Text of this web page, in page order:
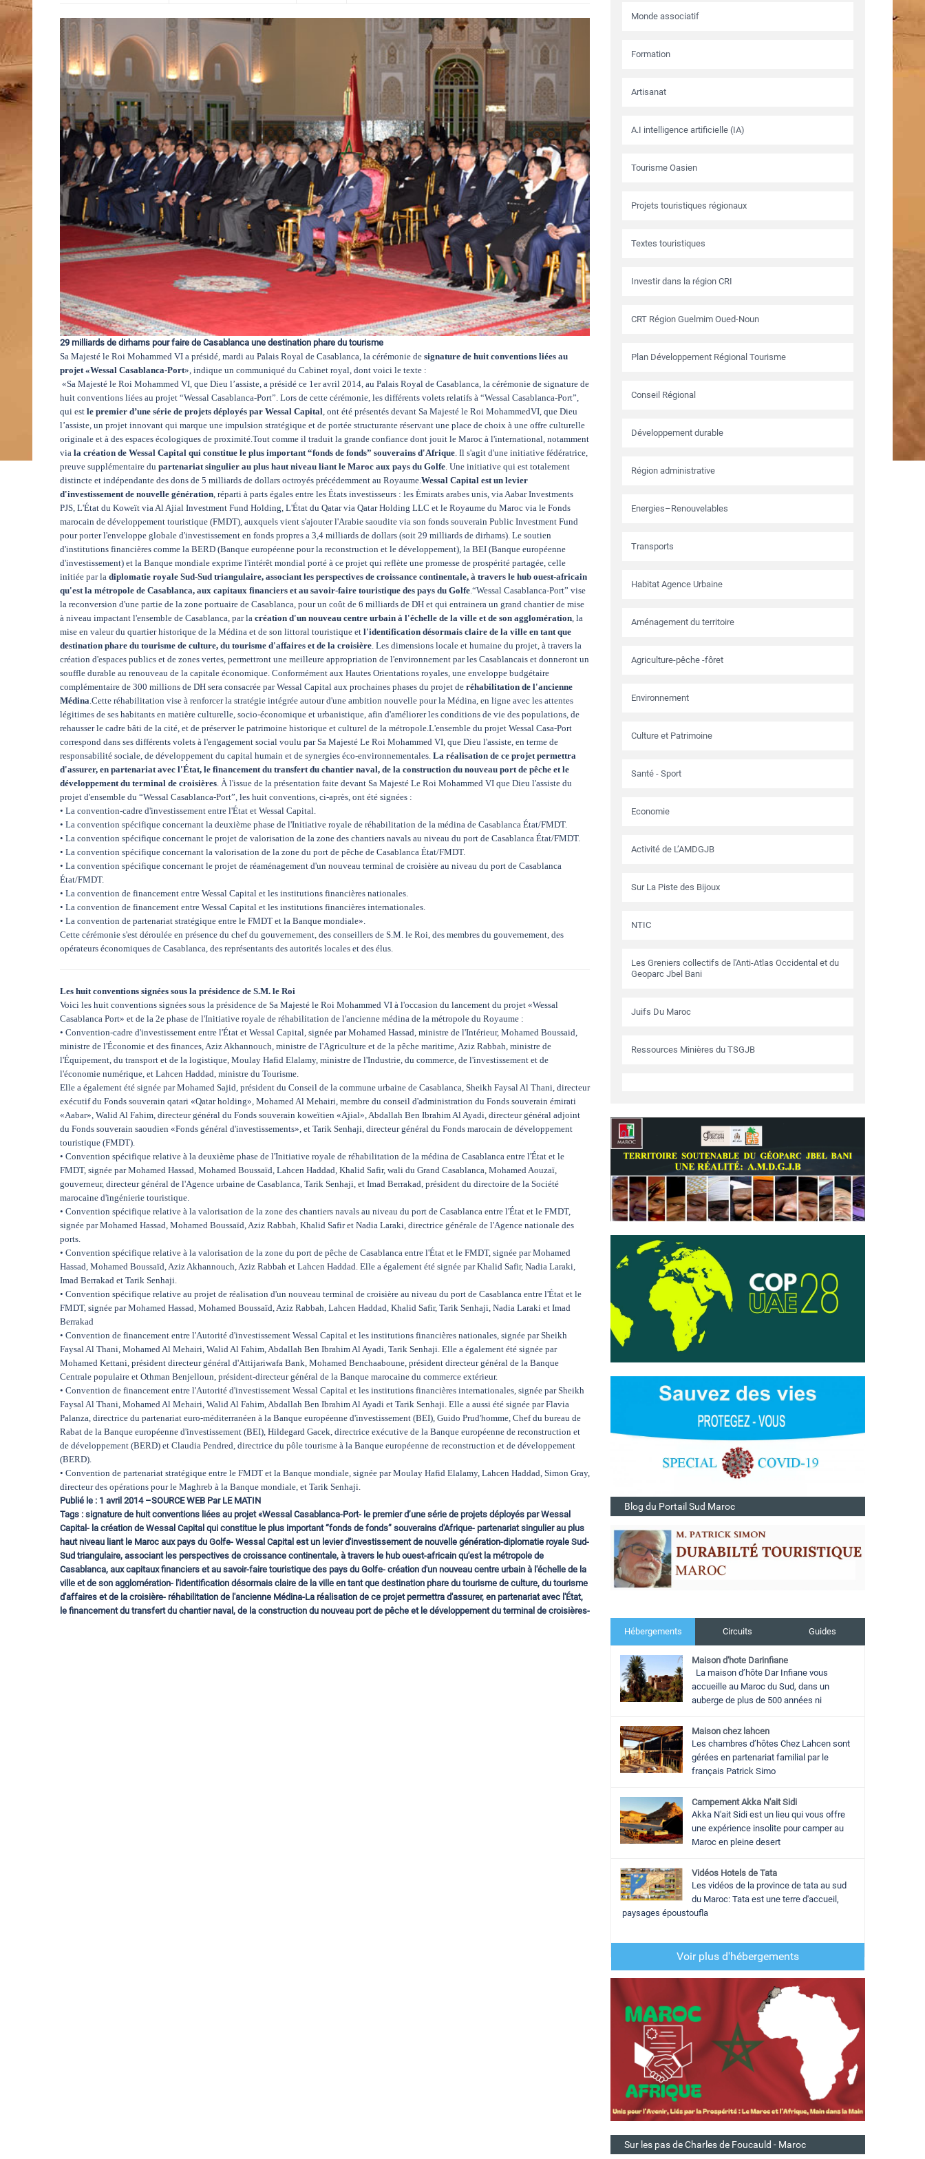
29 milliards de dirhams pour faire de Casablanca une destination phare du tourisme
Sa Majesté le Roi Mohammed VI a présidé, mardi au Palais Royal de Casablanca, la cérémonie de signature de huit conventions liées au
projet «Wessal Casablanca-Port», indique un communiqué du Cabinet royal, dont voici le texte :
«Sa Majesté le Roi Mohammed VI, que Dieu l’assiste, a présidé ce 1er avril 2014, au Palais Royal de Casablanca, la cérémonie de signature de
huit conventions liées au projet “Wessal Casablanca-Port”. Lors de cette cérémonie, les différents volets relatifs à “Wessal Casablanca-Port”,
qui est le premier d’une série de projets déployés par Wessal Capital , ont été présentés devant Sa Majesté le Roi MohammedVI, que Dieu
l’assiste, un projet innovant qui marque une impulsion stratégique et de portée structurante réservant une place de choix à une offre culturelle
originale et à des espaces écologiques de proximité.Tout comme il traduit la grande confiance dont jouit le Maroc à l'international, notamment
via la création de Wessal Capital qui constitue le plus important “fonds de fonds” souverains d'Afrique . Il s'agit d'une initiative fédératrice,
preuve supplémentaire du partenariat singulier au plus haut niveau liant le Maroc aux pays du Golfe . Une initiative qui est totalement
distincte et indépendante des dons de 5 milliards de dollars octroyés précédemment au Royaume. Wessal Capital est un levier
d'investissement de nouvelle génération , réparti à parts égales entre les États investisseurs : les Émirats arabes unis, via Aabar Investments
PJS, L'État du Koweït via Al Ajial Investment Fund Holding, L'État du Qatar via Qatar Holding LLC et le Royaume du Maroc via le Fonds
marocain de développement touristique (FMDT), auxquels vient s'ajouter l'Arabie saoudite via son fonds souverain Public Investment Fund
pour porter l'enveloppe globale d'investissement en fonds propres a 3,4 milliards de dollars (soit 29 milliards de dirhams). Le soutien
d'institutions financières comme la BERD (Banque européenne pour la reconstruction et le développement), la BEI (Banque européenne
d'investissement) et la Banque mondiale exprime l'intérêt mondial porté à ce projet qui reflète une promesse de prospérité partagée, celle
initiée par la diplomatie royale Sud-Sud triangulaire, associant les perspectives de croissance continentale, à travers le hub ouest-africain
qu'est la métropole de Casablanca, aux capitaux financiers et au savoir-faire touristique des pays du Golfe .“Wessal Casablanca-Port” vise
la reconversion d'une partie de la zone portuaire de Casablanca, pour un coût de 6 milliards de DH et qui entrainera un grand chantier de mise
à niveau impactant l'ensemble de Casablanca, par la création d'un nouveau centre urbain à l'échelle de la ville et de son agglomération , la
mise en valeur du quartier historique de la Médina et de son littoral touristique et l'identification désormais claire de la ville en tant que
destination phare du tourisme de culture, du tourisme d'affaires et de la croisière . Les dimensions locale et humaine du projet, à travers la
création d'espaces publics et de zones vertes, permettront une meilleure appropriation de l'environnement par les Casablancais et donneront un
souffle durable au renouveau de la capitale économique. Conformément aux Hautes Orientations royales, une enveloppe budgétaire
complémentaire de 300 millions de DH sera consacrée par Wessal Capital aux prochaines phases du projet de réhabilitation de l'ancienne
Médina .Cette réhabilitation vise à renforcer la stratégie intégrée autour d'une ambition nouvelle pour la Médina, en ligne avec les attentes
légitimes de ses habitants en matière culturelle, socio-économique et urbanistique, afin d'améliorer les conditions de vie des populations, de
rehausser le cadre bâti de la cité, et de préserver le patrimoine historique et culturel de la métropole.L'ensemble du projet Wessal Casa-Port
correspond dans ses différents volets à l'engagement social voulu par Sa Majesté Le Roi Mohammed VI, que Dieu l'assiste, en terme de
responsabilité sociale, de développement du capital humain et de synergies éco-environnementales. La réalisation de ce projet permettra
d'assurer, en partenariat avec l'État, le financement du transfert du chantier naval, de la construction du nouveau port de pêche et le
développement du terminal de croisières . À l'issue de la présentation faite devant Sa Majesté Le Roi Mohammed VI que Dieu l'assiste du
projet d'ensemble du “Wessal Casablanca-Port”, les huit conventions, ci-après, ont été signées :
• La convention-cadre d'investissement entre l'État et Wessal Capital.
• La convention spécifique concernant la deuxième phase de l'Initiative royale de réhabilitation de la médina de Casablanca État/FMDT.
• La convention spécifique concernant le projet de valorisation de la zone des chantiers navals au niveau du port de Casablanca État/FMDT.
• La convention spécifique concernant la valorisation de la zone du port de pêche de Casablanca État/FMDT.
• La convention spécifique concernant le projet de réaménagement d'un nouveau terminal de croisière au niveau du port de Casablanca
État/FMDT.
• La convention de financement entre Wessal Capital et les institutions financières nationales.
• La convention de financement entre Wessal Capital et les institutions financières internationales.
• La convention de partenariat stratégique entre le FMDT et la Banque mondiale».
Cette cérémonie s'est déroulée en présence du chef du gouvernement, des conseillers de S.M. le Roi, des membres du gouvernement, des
opérateurs économiques de Casablanca, des représentants des autorités locales et des élus.
Les huit conventions signées sous la présidence de S.M. le Roi
Voici les huit conventions signées sous la présidence de Sa Majesté le Roi Mohammed VI à l'occasion du lancement du projet «Wessal
Casablanca Port» et de la 2e phase de l'Initiative royale de réhabilitation de l'ancienne médina de la métropole du Royaume :
• Convention-cadre d'investissement entre l'État et Wessal Capital, signée par Mohamed Hassad, ministre de l'Intérieur, Mohamed Boussaid,
ministre de l'Économie et des finances, Aziz Akhannouch, ministre de l'Agriculture et de la pêche maritime, Aziz Rabbah, ministre de
l'Équipement, du transport et de la logistique, Moulay Hafid Elalamy, ministre de l'Industrie, du commerce, de l'investissement et de
l'économie numérique, et Lahcen Haddad, ministre du Tourisme.
Elle a également été signée par Mohamed Sajid, président du Conseil de la commune urbaine de Casablanca, Sheikh Faysal Al Thani, directeur
exécutif du Fonds souverain qatari «Qatar holding», Mohamed Al Mehairi, membre du conseil d'administration du Fonds souverain émirati
«Aabar», Walid Al Fahim, directeur général du Fonds souverain koweïtien «Ajial», Abdallah Ben Ibrahim Al Ayadi, directeur général adjoint
du Fonds souverain saoudien «Fonds général d'investissements», et Tarik Senhaji, directeur général du Fonds marocain de développement
touristique (FMDT).
• Convention spécifique relative à la deuxième phase de l'Initiative royale de réhabilitation de la médina de Casablanca entre l'État et le
FMDT, signée par Mohamed Hassad, Mohamed Boussaïd, Lahcen Haddad, Khalid Safir, wali du Grand Casablanca, Mohamed Aouzaï,
gouverneur, directeur général de l'Agence urbaine de Casablanca, Tarik Senhaji, et Imad Berrakad, président du directoire de la Société
marocaine d'ingénierie touristique.
• Convention spécifique relative à la valorisation de la zone des chantiers navals au niveau du port de Casablanca entre l'État et le FMDT,
signée par Mohamed Hassad, Mohamed Boussaïd, Aziz Rabbah, Khalid Safir et Nadia Laraki, directrice générale de l'Agence nationale des
ports.
• Convention spécifique relative à la valorisation de la zone du port de pêche de Casablanca entre l'État et le FMDT, signée par Mohamed
Hassad, Mohamed Boussaïd, Aziz Akhannouch, Aziz Rabbah et Lahcen Haddad. Elle a également été signée par Khalid Safir, Nadia Laraki,
Imad Berrakad et Tarik Senhaji.
• Convention spécifique relative au projet de réalisation d'un nouveau terminal de croisière au niveau du port de Casablanca entre l'État et le
FMDT, signée par Mohamed Hassad, Mohamed Boussaïd, Aziz Rabbah, Lahcen Haddad, Khalid Safir, Tarik Senhaji, Nadia Laraki et Imad
Berrakad
• Convention de financement entre l'Autorité d'investissement Wessal Capital et les institutions financières nationales, signée par Sheikh
Faysal Al Thani, Mohamed Al Mehairi, Walid Al Fahim, Abdallah Ben Ibrahim Al Ayadi, Tarik Senhaji. Elle a également été signée par
Mohamed Kettani, président directeur général d'Attijariwafa Bank, Mohamed Benchaaboune, président directeur général de la Banque
Centrale populaire et Othman Benjelloun, président-directeur général de la Banque marocaine du commerce extérieur.
• Convention de financement entre l'Autorité d'investissement Wessal Capital et les institutions financières internationales, signée par Sheikh
Faysal Al Thani, Mohamed Al Mehairi, Walid Al Fahim, Abdallah Ben Ibrahim Al Ayadi et Tarik Senhaji. Elle a aussi été signée par Flavia
Palanza, directrice du partenariat euro-méditerranéen à la Banque européenne d'investissement (BEI), Guido Prud'homme, Chef du bureau de
Rabat de la Banque européenne d'investissement (BEI), Hildegard Gacek, directrice exécutive de la Banque européenne de reconstruction et
de développement (BERD) et Claudia Pendred, directrice du pôle tourisme à la Banque européenne de reconstruction et de développement
(BERD).
• Convention de partenariat stratégique entre le FMDT et la Banque mondiale, signée par Moulay Hafid Elalamy, Lahcen Haddad, Simon Gray,
directeur des opérations pour le Maghreb à la Banque mondiale, et Tarik Senhaji.
Publié le : 1 avril 2014 –SOURCE WEB Par LE MATIN
Tags : signature de huit conventions liées au projet «Wessal Casablanca-Port- le premier d’une série de projets déployés par Wessal
Capital- la création de Wessal Capital qui constitue le plus important “fonds de fonds” souverains d'Afrique- partenariat singulier au plus
haut niveau liant le Maroc aux pays du Golfe- Wessal Capital est un levier d'investissement de nouvelle génération-diplomatie royale Sud-
Sud triangulaire, associant les perspectives de croissance continentale, à travers le hub ouest-africain qu'est la métropole de
Casablanca, aux capitaux financiers et au savoir-faire touristique des pays du Golfe- création d'un nouveau centre urbain à l'échelle de la
ville et de son agglomération- l'identification désormais claire de la ville en tant que destination phare du tourisme de culture, du tourisme
d'affaires et de la croisière- réhabilitation de l'ancienne Médina-La réalisation de ce projet permettra d'assurer, en partenariat avec l'État,
le financement du transfert du chantier naval, de la construction du nouveau port de pêche et le développement du terminal de croisières-
Monde associatif
Formation
Artisanat
A.I intelligence artificielle (IA)
Tourisme Oasien
Projets touristiques régionaux
Textes touristiques
Investir dans la région CRI
CRT Région Guelmim Oued-Noun
Plan Développement Régional Tourisme
Conseil Régional
Développement durable
Région administrative
Energies–Renouvelables
Transports
Habitat Agence Urbaine
Aménagement du territoire
Agriculture-pêche -fôret
Environnement
Culture et Patrimoine
Santé - Sport
Economie
Activité de L’AMDGJB
Sur La Piste des Bijoux
NTIC
Les Greniers collectifs de l'Anti-Atlas Occidental et du
Geoparc Jbel Bani
Juifs Du Maroc
Ressources Minières du TSGJB
Blog du Portail Sud Maroc
Hébergements Circuits Guides
Maison d'hote Darinfiane
La maison d’hôte Dar Infiane vous
accueille au Maroc du Sud, dans un
auberge de plus de 500 années ni
Maison chez lahcen
Les chambres d’hôtes Chez Lahcen sont
gérées en partenariat familial par le
français Patrick Simo
Campement Akka N'ait Sidi
Akka N'ait Sidi est un lieu qui vous offre
une expérience insolite pour camper au
Maroc en pleine desert
Vidéos Hotels de Tata
Les vidéos de la province de tata au sud
du Maroc: Tata est une terre d'accueil,
paysages époustoufla
Voir plus d'hébergements
Sur les pas de Charles de Foucauld - Maroc